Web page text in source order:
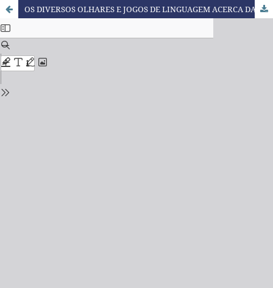
OS DIVERSOS OLHARES E JOGOS DE LINGUAGEM ACERCA DA TRADUÇÃO CULTURAL: UMA VISÃO CRÍTICA SOBRE OS (PRÉ)CONCEITOS EQUIVOCADOS SOBRE OS INDÍGENAS